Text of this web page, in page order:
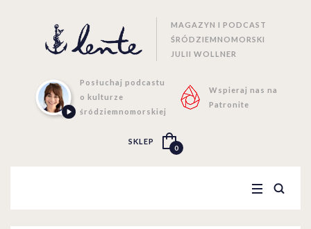
MAGAZYN I PODCAST
ŚRÓDZIEMNOMORSKI
JULII WOLLNER
Posłuchaj podcastu
o kulturze
śródziemnomorskiej
Wspieraj nas na
Patronite
SKLEP
0